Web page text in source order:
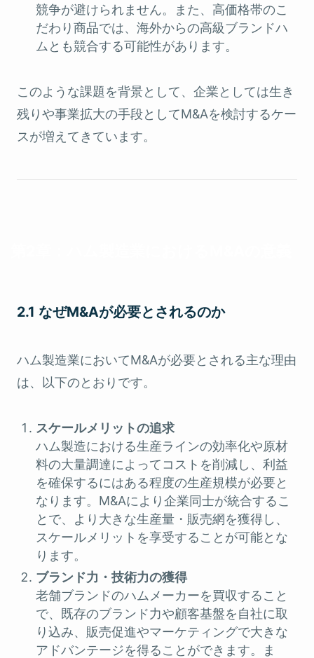
競争が避けられません。また、高価格帯のこ
だわり商品では、海外からの高級ブランドハ
ムとも競合する可能性があります。
このような課題を背景として、企業としては生き
残りや事業拡大の手段としてM&Aを検討するケー
スが増えてきています。
2.1 なぜM&Aが必要とされるのか
ハム製造業においてM&Aが必要とされる主な理由
は、以下のとおりです。
スケールメリットの追求
ハム製造における生産ラインの効率化や原材
料の大量調達によってコストを削減し、利益
を確保するにはある程度の生産規模が必要と
なります。M&Aにより企業同士が統合するこ
とで、より大きな生産量・販売網を獲得し、
スケールメリットを享受することが可能とな
ります。
ブランド力・技術力の獲得
老舗ブランドのハムメーカーを買収すること
で、既存のブランド力や顧客基盤を自社に取
り込み、販売促進やマーケティングで大きな
アドバンテージを得ることができます。ま